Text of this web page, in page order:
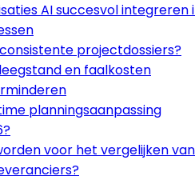
AI succesvol integreren
projectdossiers?
en faalkosten
planningsaanpassing
voor het vergelijken van